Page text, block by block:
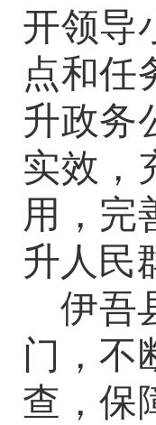
开领导
点和任
升政务
实效，
用，完
升人民
伊吾
门，不
查，保